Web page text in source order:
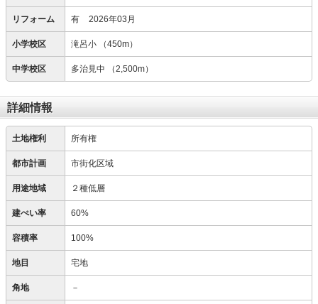
リフォーム 有 2026年03月
小学校区 滝呂小 （450m）
中学校区 多治見中 （2,500m）
詳細情報
土地権利 所有権
都市計画 市街化区域
用途地域 ２種低層
建ぺい率 60%
容積率 100%
地目 宅地
角地 －